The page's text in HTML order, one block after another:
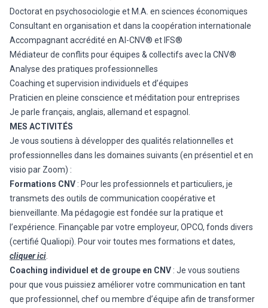
Doctorat en psychosociologie et M.A. en sciences économiques
Consultant en organisation et dans la coopération internationale
Accompagnant accrédité en AI-CNV® et IFS®
Médiateur de conflits pour équipes & collectifs avec la CNV®
Analyse des pratiques professionnelles
Coaching et supervision individuels et d’équipes
Praticien en pleine conscience et méditation pour entreprises
Je parle français, anglais, allemand et espagnol.
MES ACTIVITÉS
Je vous soutiens à développer des qualités relationnelles et
professionnelles dans les domaines suivants (en présentiel et en
visio par Zoom) :
Formations CNV : Pour les professionnels et particuliers, je
transmets des outils de communication coopérative et
bienveillante. Ma pédagogie est fondée sur la pratique et
l’expérience. Finançable par votre employeur, OPCO, fonds divers
(certifié Qualiopi). Pour voir toutes mes formations et dates,
cliquerici.
Coaching individuel et de groupe en CNV : Je vous soutiens
pour que vous puissiez améliorer votre communication en tant
que professionnel, chef ou membre d’équipe afin de transformer